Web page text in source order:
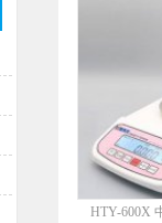
HTY-600X